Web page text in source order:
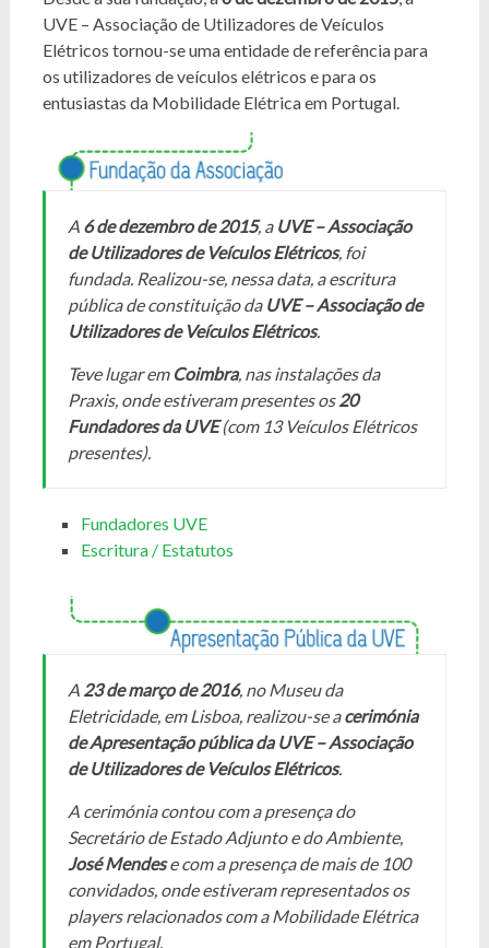
UVE – Associação de Utilizadores de Veículos
Elétricos tornou-se uma entidade de referência para
os utilizadores de veículos elétricos e para os
entusiastas da Mobilidade Elétrica em Portugal.
A 6 de dezembro de 2015, a UVE – Associação
de Utilizadores de Veículos Elétricos, foi
fundada. Realizou-se, nessa data, a escritura
pública de constituição da UVE – Associação de
Utilizadores de Veículos Elétricos.
Teve lugar em Coimbra, nas instalações da
Praxis, onde estiveram presentes os 20
Fundadores da UVE(com 13 Veículos Elétricos
presentes).
Fundadores UVE
Escritura / Estatutos
A 23 de março de 2016, no Museu da
Eletricidade, em Lisboa, realizou-se acerimónia
de Apresentação pública da UVE – Associação
de Utilizadores de Veículos Elétricos.
A cerimónia contou com a presença do
Secretário de Estado Adjunto e do Ambiente,
José Mendese com a presença de mais de 100
convidados, onde estiveram representados os
playersrelacionados com a Mobilidade Elétrica
em Portugal.